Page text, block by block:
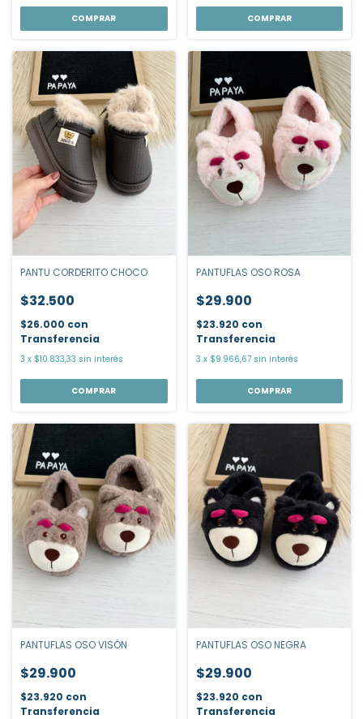
COMPRAR COMPRAR
PANTU CORDERITO CHOCO
$32.500
$26.000 con
Transferencia
3 x $10.833,33 sin interés
COMPRAR
PANTUFLAS OSO ROSA
$29.900
$23.920 con
Transferencia
3 x $9.966,67 sin interés
COMPRAR
PANTUFLAS OSO VISÓN
$29.900
$23.920 con
Transferencia
PANTUFLAS OSO NEGRA
$29.900
$23.920 con
Transferencia